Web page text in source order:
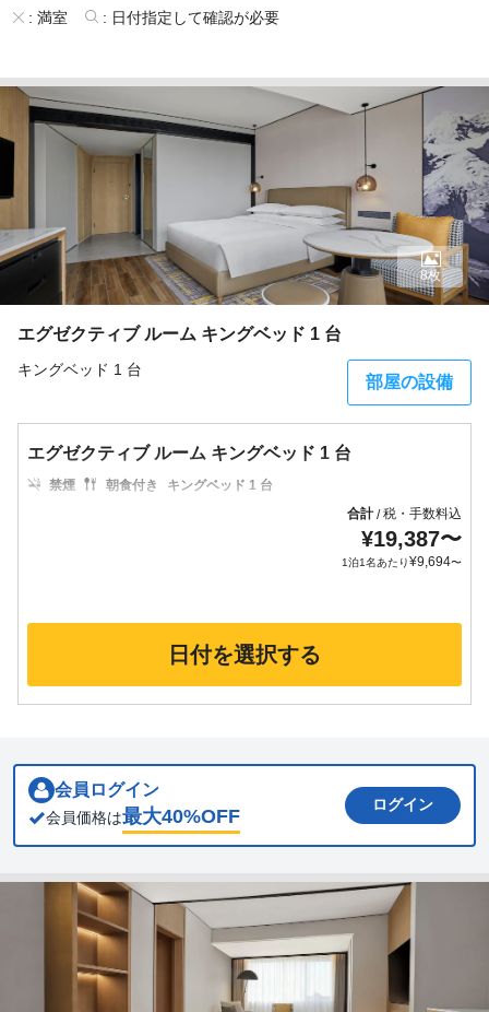
: 満室 : 日付指定して確認が必要
エグゼクティブ ルーム キングベッド 1 台
キングベッド 1 台
部屋の設備
8枚
エグゼクティブ ルーム キングベッド 1 台
禁煙 朝食付き
キングベッド 1 台
合計/税・手数料込
¥19,387〜
1泊1名あたり¥9,694〜
日付を選択する
会員ログイン
会員価格は最大40%OFF
ログイン